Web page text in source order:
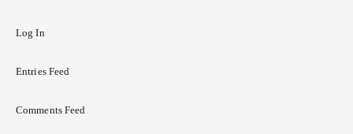
Log In
Entries Feed
Comments Feed